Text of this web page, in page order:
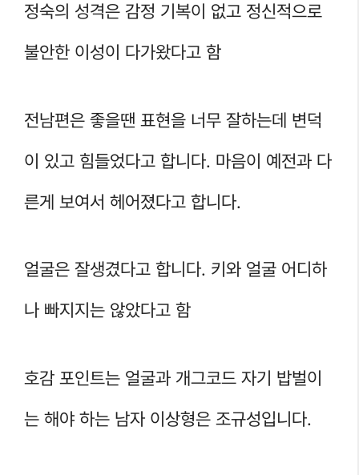
정숙의 성격은 감정 기복이 없고 정신적으로
불안한 이성이 다가왔다고 함
전남편은 좋을땐 표현을 너무 잘하는데 변덕
이 있고 힘들었다고 합니다. 마음이 예전과 다
른게 보여서 헤어졌다고 합니다.
얼굴은 잘생겼다고 합니다. 키와 얼굴 어디하
나 빠지지는 않았다고 함
호감 포인트는 얼굴과 개그코드 자기 밥벌이
는 해야 하는 남자 이상형은 조규성입니다.